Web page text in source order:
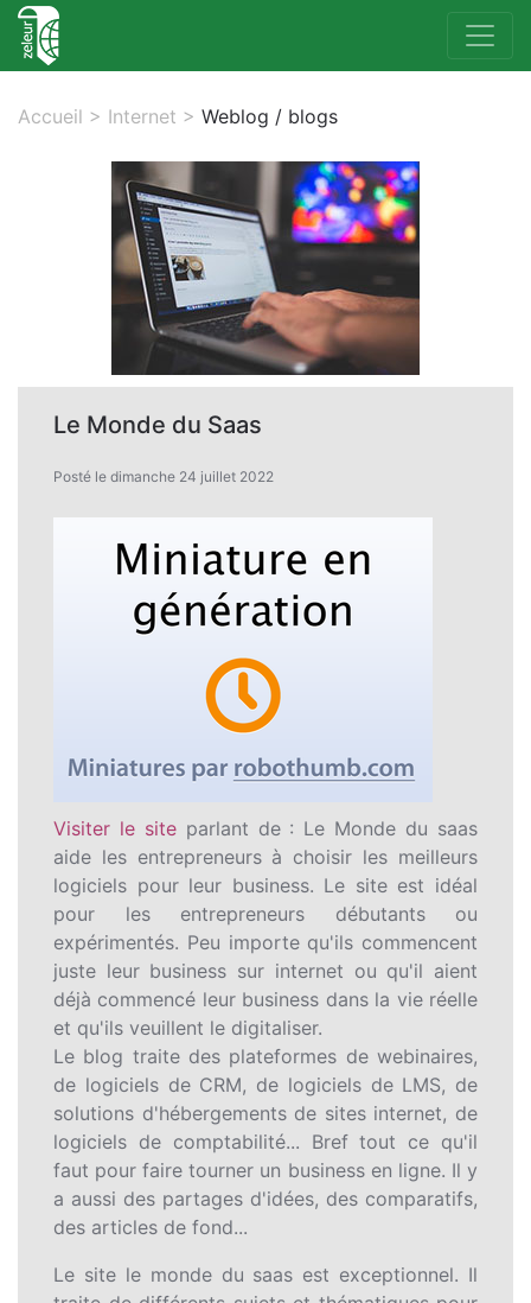
Accueil > Internet > Weblog / blogs
Le Monde du Saas
Posté le dimanche 24 juillet 2022
Visiter le siteparlant de : Le Monde du saas
aide les entrepreneurs à choisir les meilleurs
logiciels pour leur business. Le site est idéal
pour les entrepreneurs débutants ou
expérimentés. Peu importe qu'ils commencent
juste leur business sur internet ou qu'il aient
déjà commencé leur business dans la vie réelle
et qu'ils veuillent le digitaliser.
Le blog traite des plateformes de webinaires,
de logiciels de CRM, de logiciels de LMS, de
solutions d'hébergements de sites internet, de
logiciels de comptabilité... Bref tout ce qu'il
faut pour faire tourner un business en ligne. Il y
a aussi des partages d'idées, des comparatifs,
des articles de fond...
Le site le monde du saas est exceptionnel. Il